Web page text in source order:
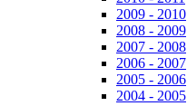
2009 - 2010
2008 - 2009
2007 - 2008
2006 - 2007
2005 - 2006
2004 - 2005